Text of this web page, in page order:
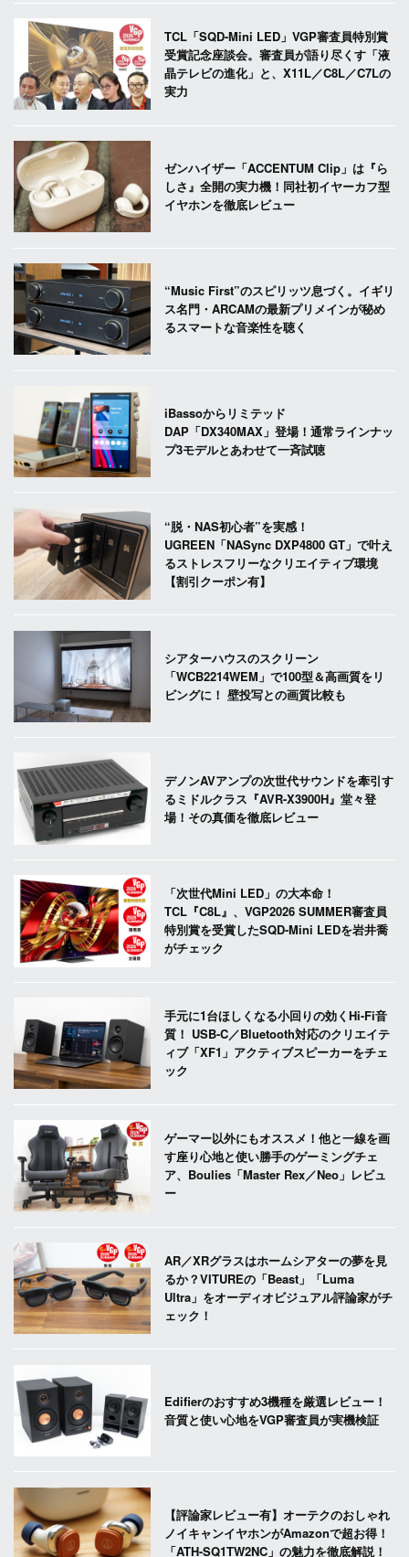
TCL「SQD-Mini LED」VGP審査員特別賞
受賞記念座談会。審査員が語り尽くす「液
晶テレビの進化」と、X11L／C8L／C7Lの
実力
ゼンハイザー「ACCENTUM Clip」は『ら
しさ』全開の実力機！同社初イヤーカフ型
イヤホンを徹底レビュー
“Music First”のスピリッツ息づく。イギリ
ス名門・ARCAMの最新プリメインが秘め
るスマートな音楽性を聴く
iBassoからリミテッド
DAP「DX340MAX」登場！通常ラインナッ
プ3モデルとあわせて一斉試聴
“脱・NAS初心者”を実感！
UGREEN「NASync DXP4800 GT」で叶え
るストレスフリーなクリエイティブ環境
【割引クーポン有】
シアターハウスのスクリーン
「WCB2214WEM」で100型＆高画質をリ
ビングに！ 壁投写との画質比較も
デノンAVアンプの次世代サウンドを牽引す
るミドルクラス『AVR-X3900H』堂々登
場！その真価を徹底レビュー
「次世代Mini LED」の大本命！
TCL『C8L』、VGP2026 SUMMER審査員
特別賞を受賞したSQD-Mini LEDを岩井喬
がチェック
手元に1台ほしくなる小回りの効くHi-Fi音
質！ USB-C／Bluetooth対応のクリエイテ
ィブ「XF1」アクティブスピーカーをチェ
ック
ゲーマー以外にもオススメ！他と一線を画
す座り心地と使い勝手のゲーミングチェ
ア、Boulies「Master Rex／Neo」レビュ
ー
AR／XRグラスはホームシアターの夢を見
るか？VITUREの「Beast」「Luma
Ultra」をオーディオビジュアル評論家がチ
ェック！
Edifierのおすすめ3機種を厳選レビュー！
音質と使い心地をVGP審査員が実機検証
【評論家レビュー有】オーテクのおしゃれ
ノイキャンイヤホンがAmazonで超お得！
「ATH-SQ1TW2NC」の魅力を徹底解説！